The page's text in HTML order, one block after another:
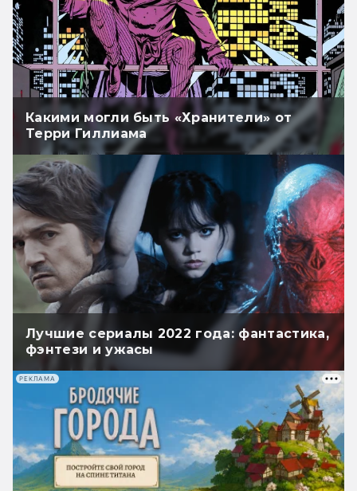
Какими могли быть «Хранители» от
Терри Гиллиама
Лучшие сериалы 2022 года: фантастика,
фэнтези и ужасы
РЕКЛАМА